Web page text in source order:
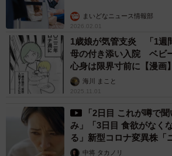
まいどなニュース情報部
2026.02.01
1歳娘が気管支炎 「1週
母の付き添い入院 ベビ
心身は限界寸前に【漫画】
海川 まこと
2025.11.01
「2日目 これが噂で
み」「3日目 食欲がなく
る」新型コロナ変異株「
ートが話題
中将 タカノリ